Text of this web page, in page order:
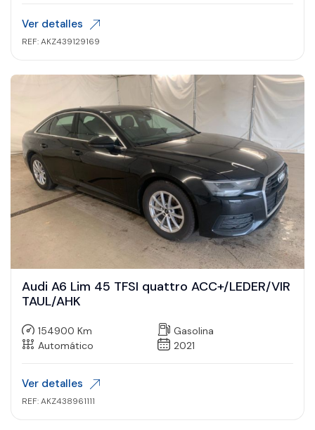
Ver detalles
REF: AKZ439129169
Audi A6 Lim 45 TFSI quattro ACC+/LEDER/VIR
TAUL/AHK
154900 Km
Gasolina
Automático
2021
Ver detalles
REF: AKZ438961111